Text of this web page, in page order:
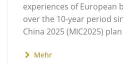
experiences of European
over the 10-year period
China 2025 (MIC2025)
Mehr